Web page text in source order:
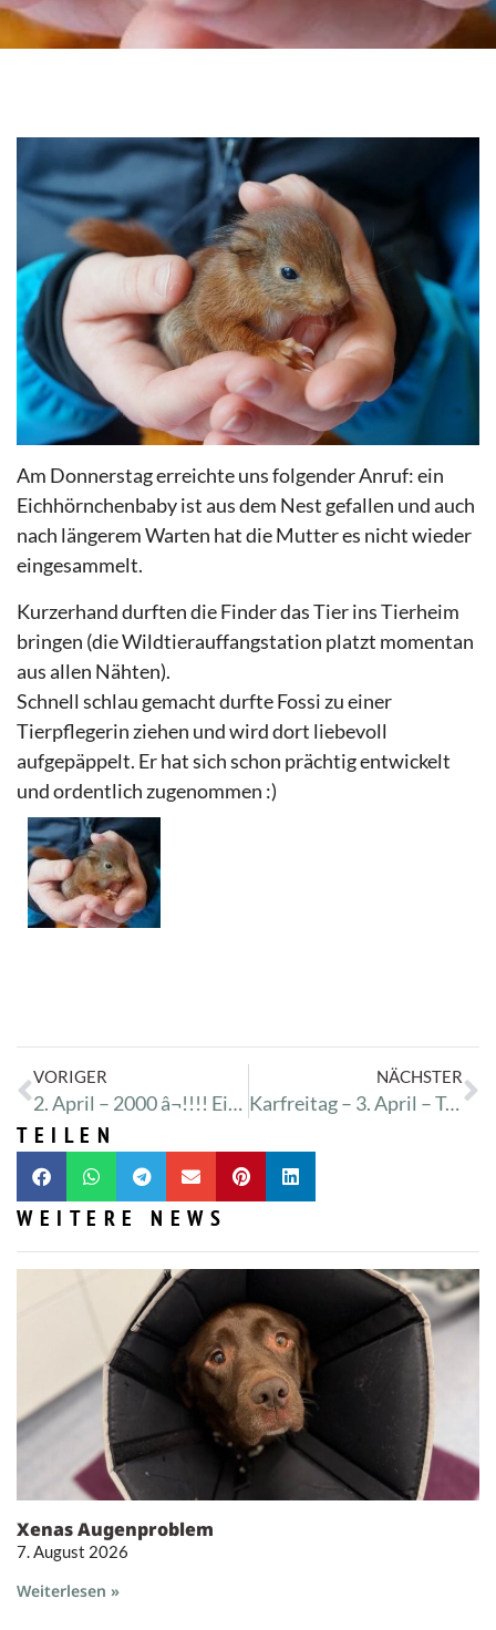
Am Donnerstag erreichte uns folgender Anruf: ein
Eichhörnchenbaby ist aus dem Nest gefallen und auch
nach längerem Warten hat die Mutter es nicht wieder
eingesammelt.
Kurzerhand durften die Finder das Tier ins Tierheim
bringen (die Wildtierauffangstation platzt momentan
aus allen Nähten).
Schnell schlau gemacht durfte Fossi zu einer
Tierpflegerin ziehen und wird dort liebevoll
aufgepäppelt. Er hat sich schon prächtig entwickelt
und ordentlich zugenommen :)
VORIGER
2. April – 2000 â¬!!!! Eine weitere Hütte wurde bestellt! Danke Danke Danke! Ihr tollen Spender <3
NÄCHSTER
Karfreitag – 3. April – Tanzverbot okay… Aber dogsplace ist jawohl noch erlaubt ;-)
TEILEN
WEITERE NEWS
Xenas Augenproblem
7. August 2026
Weiterlesen »